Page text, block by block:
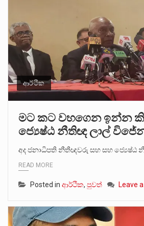
ආර්ථික
මට කට වහගෙන ඉන්න
ජ්‍යෙෂ්ඨ නීතිඥ ලාල්
අද ජනාධිපති නීතීඥවරු සහ සහ ජ්‍යෙෂ්ඨ
READ MORE
Posted in ආර්ථික, පුවත් Leave